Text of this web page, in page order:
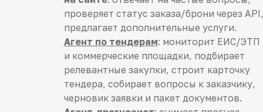
проверяет статус заказа/брони через API,
предлагает дополнительные услуги.
Агент по тендерам: мониторит ЕИС/ЭТП
и коммерческие площадки, подбирает
релевантные закупки, строит карточку
тендера, собирает вопросы к заказчику,
черновик заявки и пакет документов.